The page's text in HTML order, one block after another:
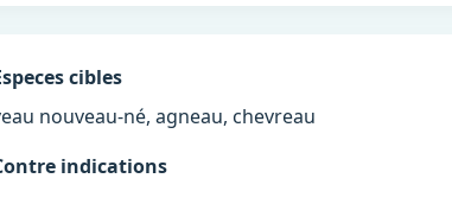
cibles
nouveau-né, agneau, chevreau
indications